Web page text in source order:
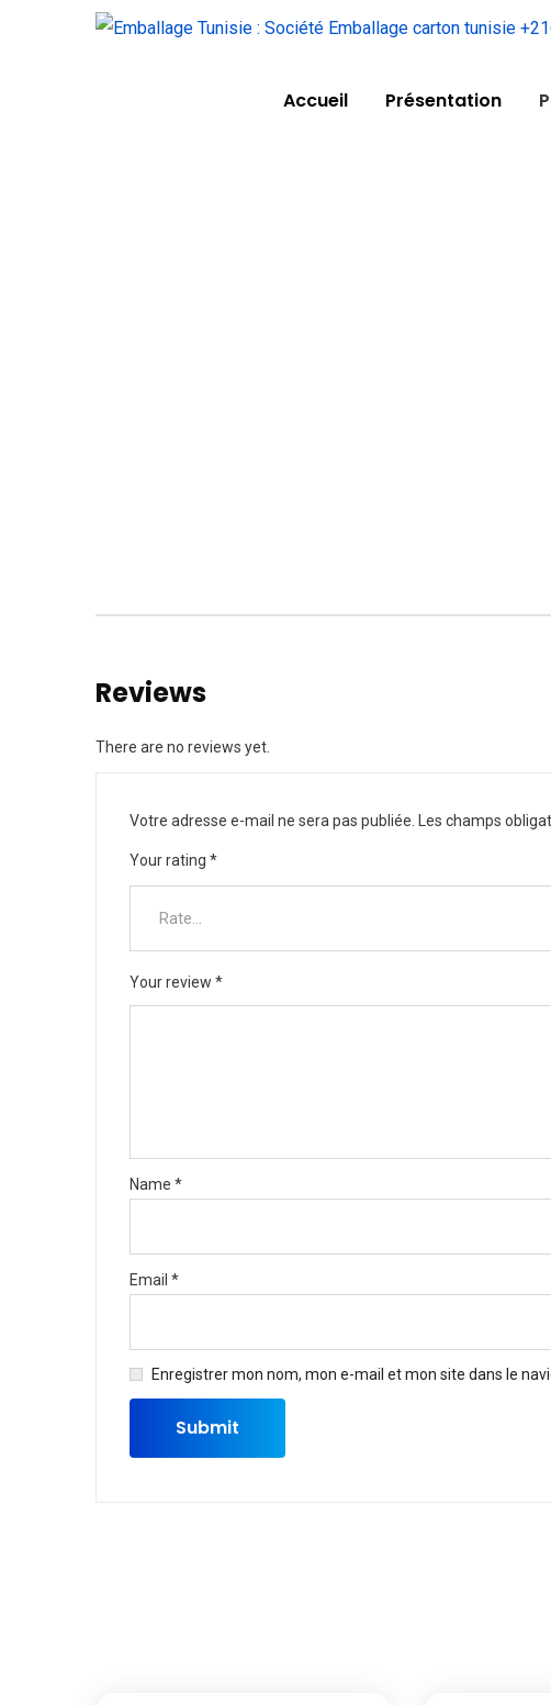
Accueil Présentation
Reviews
There are no reviews yet.
Votre adresse e-mail ne sera pas publiée. Les champs
Your rating *
Your review *
Name *
Email *
Enregistrer mon nom, mon e-mail et mon site dans le